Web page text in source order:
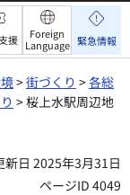
援
Foreign
Language 緊急情報
>街づくり >各総
> 桜上水駅周辺地
新日 2025年3月31日
ページID 4049